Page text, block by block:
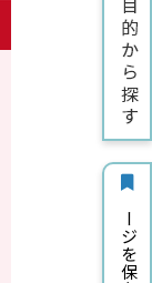
ページを保存